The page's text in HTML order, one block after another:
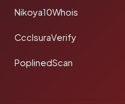
Nikoya10Whois
CcclsuraVerify
PoplinedScan